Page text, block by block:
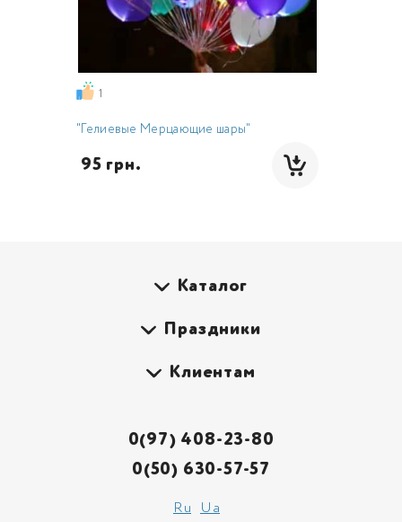
1
"Гелиевые Мерцающие шары"
95 грн.
Каталог
Праздники
Клиентам
0(97) 408-23-80
0(50) 630-57-57
Ru Ua